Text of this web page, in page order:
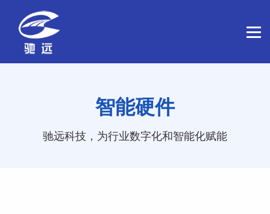
智能硬件
驰远科技，为行业数字化和智能化赋能